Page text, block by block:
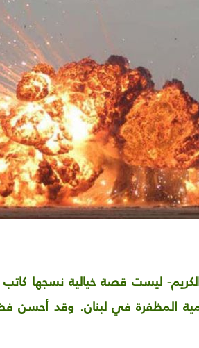
ليست قصة خيالية نسجها
المظفرة في لبنان. وقد أحسن